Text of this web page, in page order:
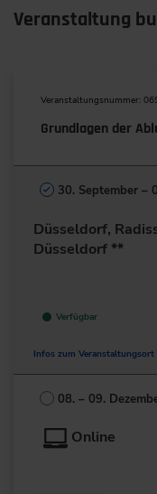
Veranstaltung
Veranstaltungsnummer:
Grundlagen der
30. September –
Düsseldorf,
Düsseldorf **
Verfügbar
Infos zum Veranstaltungsort
Karl-Arnold-Platz
40474 Düsseldorf
08. – 09.
Online